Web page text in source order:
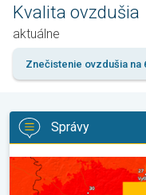
Kvalita ovzdušia
aktuálne
Znečistenie ovzdušia na
Správy
Bol prekonaný rekord